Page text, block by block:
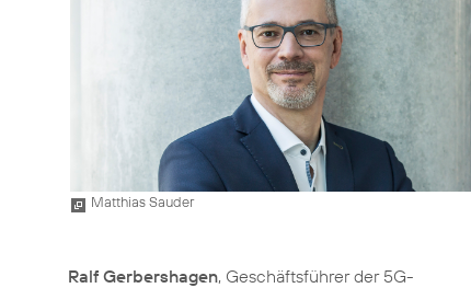
Matthias Sauder
Ralf Gerbershagen, Geschäftsführer der 5G-